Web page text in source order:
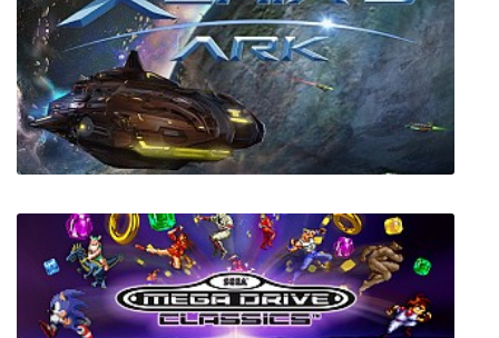
Warhammer 40,000: Dawn of War III